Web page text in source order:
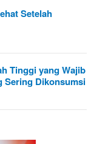
Setelah
Tinggi yang Wajib
Sering Dikonsumsi